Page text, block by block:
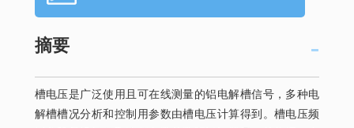
摘要
槽电压是广泛使用且可在线测量的铝电解槽信号，多种电
解槽槽况分析和控制用参数由槽电压计算得到。槽电压频